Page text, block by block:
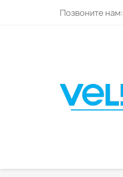
Позвоните нам: